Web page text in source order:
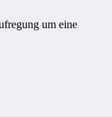
um eine